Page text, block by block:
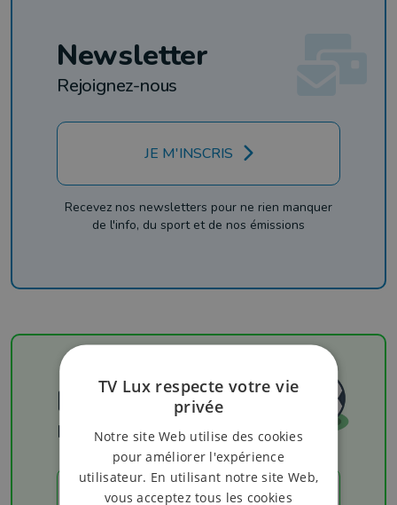
Newsletter
Rejoignez-nous
JE M'INSCRIS
Recevez nos newsletters pour ne rien manquer
de l'info, du sport et de nos émissions
Football
Les résultats
LES RÉSULTATS
TV Lux respecte votre vie
privée
Notre site Web utilise des cookies
pour améliorer l'expérience
utilisateur. En utilisant notre site Web,
vous acceptez tous les cookies